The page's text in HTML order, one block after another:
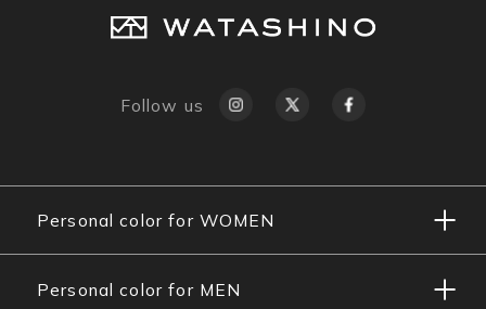
Follow us
Personal color for WOMEN
Personal color for MEN